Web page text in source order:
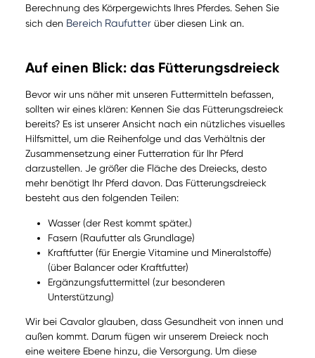
Berechnung des Körpergewichts Ihres Pferdes. Sehen Sie
sich den Bereich Raufutter über diesen Link an.
Auf einen Blick: das Fütterungsdreieck
Bevor wir uns näher mit unseren Futtermitteln befassen,
sollten wir eines klären: Kennen Sie das Fütterungsdreieck
bereits? Es ist unserer Ansicht nach ein nützliches visuelles
Hilfsmittel, um die Reihenfolge und das Verhältnis der
Zusammensetzung einer Futterration für Ihr Pferd
darzustellen. Je größer die Fläche des Dreiecks, desto
mehr benötigt Ihr Pferd davon. Das Fütterungsdreieck
besteht aus den folgenden Teilen:
Wasser (der Rest kommt später.)
Fasern (Raufutter als Grundlage)
Kraftfutter (für Energie Vitamine und Mineralstoffe)
(über Balancer oder Kraftfutter)
Ergänzungsfuttermittel (zur besonderen
Unterstützung)
Wir bei Cavalor glauben, dass Gesundheit von innen und
außen kommt. Darum fügen wir unserem Dreieck noch
eine weitere Ebene hinzu, die Versorgung. Um diese